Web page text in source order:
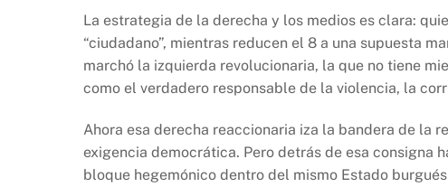
La estrategia de la derecha y los medios es clara:
“ciudadano”, mientras reducen el 8 a una supuesta
marchó la izquierda revolucionaria, la que no tiene
como el verdadero responsable de la violencia, la
Ahora esa derecha reaccionaria iza la bandera de la
exigencia democrática. Pero detrás de esa consigna
bloque hegemónico dentro del mismo Estado